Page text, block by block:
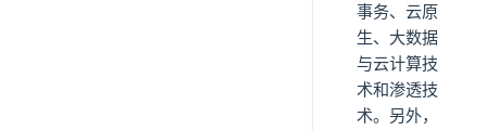
事务、云原
生、大数据
与云计算技
术和渗透技
术。另外，